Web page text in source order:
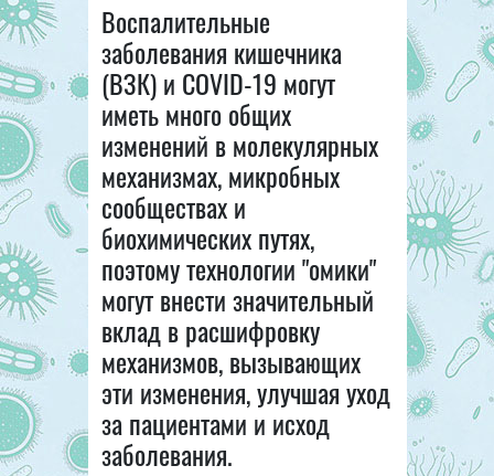
Воспалительные
заболевания кишечника
(ВЗК) и COVID-19 могут
иметь много общих
изменений в молекулярных
механизмах, микробных
сообществах и
биохимических путях,
поэтому технологии "омики"
могут внести значительный
вклад в расшифровку
механизмов, вызывающих
эти изменения, улучшая уход
за пациентами и исход
заболевания.